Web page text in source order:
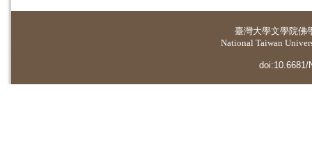
臺灣大學文學院佛
National Taiwan
doi:10.6681/